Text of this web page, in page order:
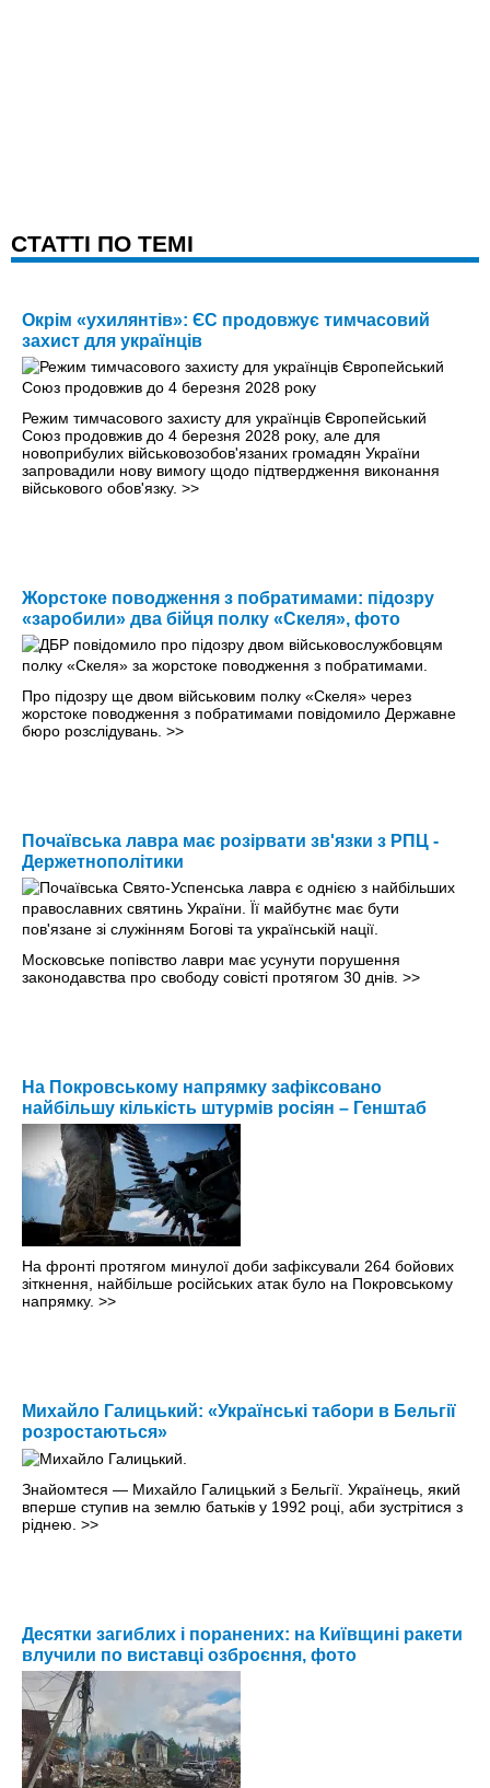
CТАТТІ ПО ТЕМІ
Окрім «ухилянтів»: ЄС продовжує тимчасовий
захист для українців
Режим тимчасового захисту для українців Європейський
Союз продовжив до 4 березня 2028 року, але для
новоприбулих військовозобов'язаних громадян України
запровадили нову вимогу щодо підтвердження виконання
військового обов'язку. >>
Жорстоке поводження з побратимами: підозру
«заробили» два бійця полку «Скеля», фото
Про підозру ще двом військовим полку «Скеля» через
жорстоке поводження з побратимами повідомило Державне
бюро розслідувань. >>
Почаївська лавра має розірвати зв'язки з РПЦ -
Держетнополітики
Московське попівство лаври має усунути порушення
законодавства про свободу совісті протягом 30 днів. >>
На Покровському напрямку зафіксовано
найбільшу кількість штурмів росіян – Генштаб
На фронті протягом минулої доби зафіксували 264 бойових
зіткнення, найбільше російських атак було на Покровському
напрямку. >>
Михайло Галицький: «Українські табори в Бельгії
розростаються»
Знайомтеся — Михайло Галицький з Бельгії. Українець, який
вперше ступив на землю батьків у 1992 році, аби зустрітися з
ріднею. >>
Десятки загиблих і поранених: на Київщині ракети
влучили по виставці озброєння, фото